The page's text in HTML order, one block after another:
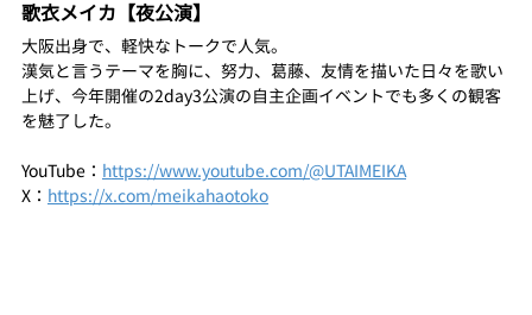
歌衣メイカ【夜公演】
大阪出身で、軽快なトークで人気。
漢気と言うテーマを胸に、努力、葛藤、友情を描いた日々を歌い
上げ、今年開催の2day3公演の自主企画イベントでも多くの観客
を魅了した。
YouTube： https://www.youtube.com/@UTAIMEIKA
X： https://x.com/meikahaotoko